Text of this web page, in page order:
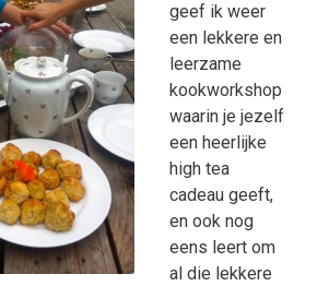
geef ik weer
een lekkere en
leerzame
kookworkshop
waarin je jezelf
een heerlijke
high tea
cadeau geeft,
en ook nog
eens leert om
al die lekkere